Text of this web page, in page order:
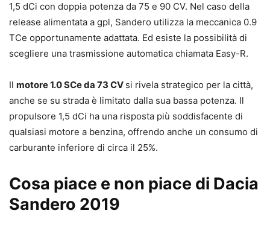
1,5 dCi con doppia potenza da 75 e 90 CV. Nel caso della
release alimentata a gpl, Sandero utilizza la meccanica 0.9
TCe opportunamente adattata. Ed esiste la possibilità di
scegliere una trasmissione automatica chiamata Easy-R.
Il motore 1.0 SCe da 73 CV si rivela strategico per la città,
anche se su strada è limitato dalla sua bassa potenza. Il
propulsore 1,5 dCi ha una risposta più soddisfacente di
qualsiasi motore a benzina, offrendo anche un consumo di
carburante inferiore di circa il 25%.
Cosa piace e non piace di Dacia
Sandero 2019